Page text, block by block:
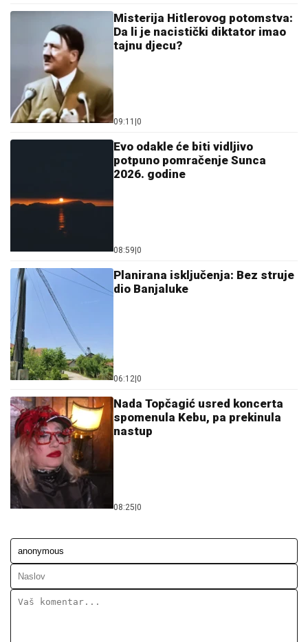
Misterija Hitlerovog potomstva:
Da li je nacistički diktator imao
tajnu djecu?
09:11 0
Evo odakle će biti vidljivo
potpuno pomračenje Sunca
2026. godine
08:59 0
Planirana isključenja: Bez struje
dio Banjaluke
06:12 0
Nada Topčagić usred koncerta
spomenula Kebu, pa prekinula
nastup
08:25 0